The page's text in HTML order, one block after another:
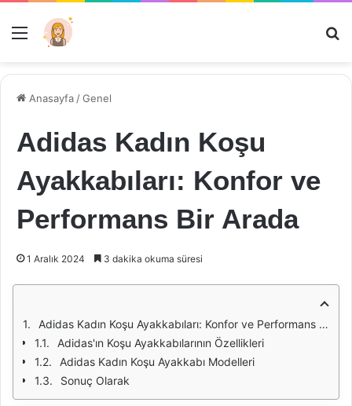
Menü
Anasayfa /Genel
Adidas Kadın Koşu
Ayakkabıları: Konfor ve
Performans Bir Arada
1 Aralık 2024 3 dakika okuma süresi
Adidas Kadın Koşu Ayakkabıları: Konfor ve Performans Bir Arada
Adidas'ın Koşu Ayakkabılarının Özellikleri
Adidas Kadın Koşu Ayakkabı Modelleri
Sonuç Olarak